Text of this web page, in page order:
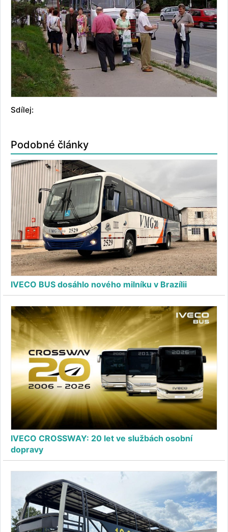
Sdílej:
Podobné články
IVECO BUS dosáhlo nového milníku v Brazílii
IVECO CROSSWAY: 20 let ve službách osobní
dopravy